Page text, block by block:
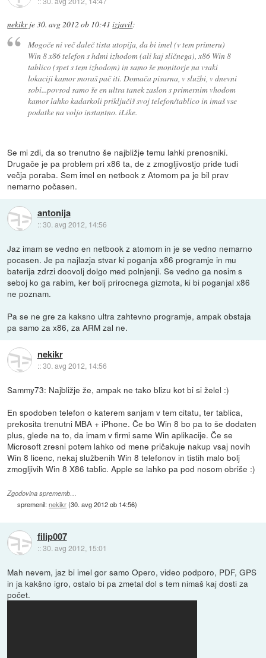
nekikrje30. avg 2012 ob 10:41 izjavil:
Mogoče ni več daleč tista utopija, da bi imel (v tem primeru)
Win 8 x86 telefon s hdmi izhodom (ali kaj sličnega), x86 Win 8
tablico (spet s tem izhodom) in samo še monitorje na vsaki
lokaciji kamor moraš pač iti. Domača pisarna, v službi, v dnevni
sobi...povsod samo še en ultra tanek zaslon s primernim vhodom
kamor lahko kadarkoli priključiš svoj telefon/tablico in imaš vse
podatke na voljo instantno. iLike.
Se mi zdi, da so trenutno še najbližje temu lahki prenosniki.
Drugače je pa problem pri x86 ta, de z zmogljivostjo pride tudi
večja poraba. Sem imel en netbook z Atomom pa je bil prav
nemarno počasen.
antonija
::30. avg 2012, 14:56
Jaz imam se vedno en netbook z atomom in je se vedno nemarno
pocasen. Je pa najlazja stvar ki poganja x86 programje in mu
baterija zdrzi doovolj dolgo med polnjenji. Se vedno ga nosim s
seboj ko ga rabim, ker bolj prirocnega gizmota, ki bi poganjal x86
ne poznam.
Pa se ne gre za kaksno ultra zahtevno programje, ampak obstaja
pa samo za x86, za ARM zal ne.
nekikr
::30. avg 2012, 14:56
Sammy73: Najbližje že, ampak ne tako blizu kot bi si želel :)
En spodoben telefon o katerem sanjam v tem citatu, ter tablica,
prekosita trenutni MBA + iPhone. Če bo Win 8 bo pa to še dodaten
plus, glede na to, da imam v firmi same Win aplikacije. Če se
Microsoft zresni potem lahko od mene pričakuje nakup vsaj novih
Win 8 licenc, nekaj službenih Win 8 telefonov in tistih malo bolj
zmogljivih Win 8 X86 tablic. Apple se lahko pa pod nosom obriše :)
Zgodovina sprememb…
spremenil:nekikr(30. avg 2012 ob 14:56)
filip007
::30. avg 2012, 15:01
Mah nevem, jaz bi imel gor samo Opero, video podporo, PDF, GPS
in ja kakšno igro, ostalo bi pa zmetal dol s tem nimaš kaj dosti za
počet.